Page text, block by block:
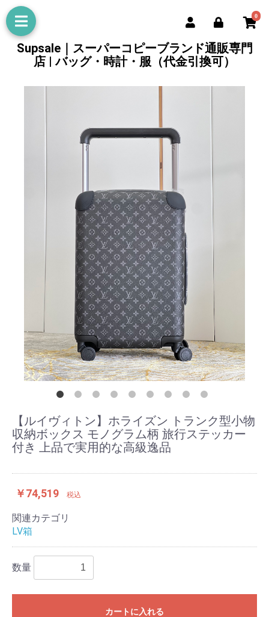
0
Supsale｜スーパーコピーブランド通販専門
店 | バッグ・時計・服（代金引換可）
【ルイヴィトン】ホライズン トランク型小物
収納ボックス モノグラム柄 旅行ステッカー
付き 上品で実用的な高級逸品
￥74,519 税込
関連カテゴリ
LV箱
数量
カートに入れる